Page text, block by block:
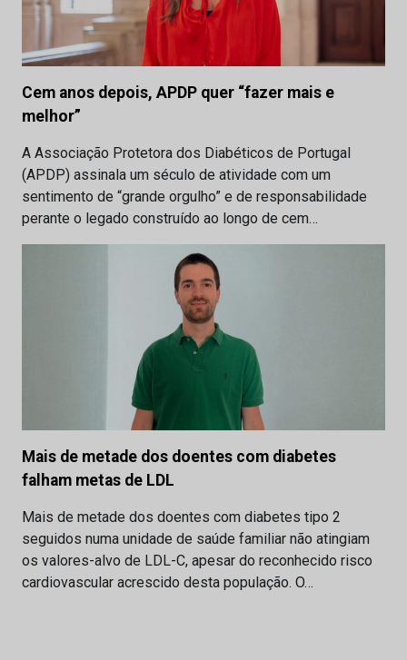
Cem anos depois, APDP quer “fazer mais e
melhor”
A Associação Protetora dos Diabéticos de Portugal
(APDP) assinala um século de atividade com um
sentimento de “grande orgulho” e de responsabilidade
perante o legado construído ao longo de cem…
Mais de metade dos doentes com diabetes
falham metas de LDL
Mais de metade dos doentes com diabetes tipo 2
seguidos numa unidade de saúde familiar não atingiam
os valores-alvo de LDL-C, apesar do reconhecido risco
cardiovascular acrescido desta população. O…